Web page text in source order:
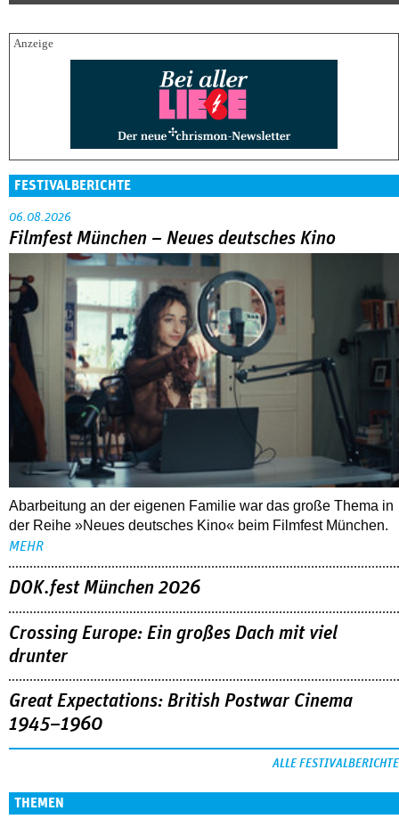
FESTIVALBERICHTE
06.08.2026
Filmfest München – Neues deutsches Kino
Abarbeitung an der eigenen Familie war das große Thema in
der Reihe »Neues deutsches Kino« beim Filmfest München.
MEHR
DOK.fest München 2026
Crossing Europe: Ein großes Dach mit viel
drunter
Great Expectations: British Postwar Cinema
1945–1960
ALLE FESTIVALBERICHTE
THEMEN